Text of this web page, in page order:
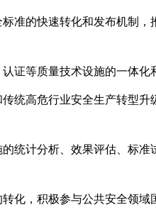
准的快速转化和发布机制
证等质量技术设施的一体化
统高危行业安全生产转型
统计分析、效果评估、标
化，积极参与公共安全领